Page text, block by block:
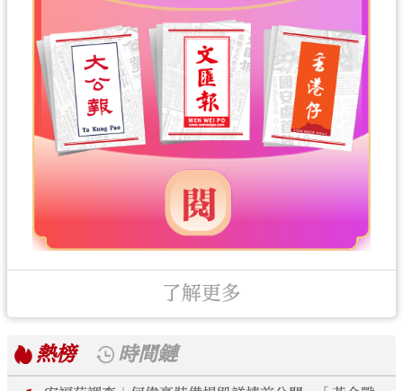
了解更多
熱榜
時間鏈